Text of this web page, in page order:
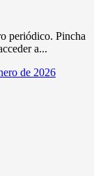
periódico. Pincha
a...
de 2026